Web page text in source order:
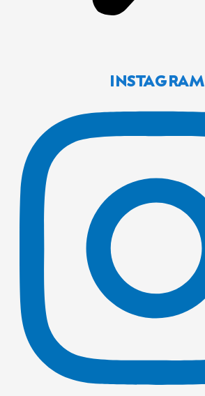
INSTAGRAM